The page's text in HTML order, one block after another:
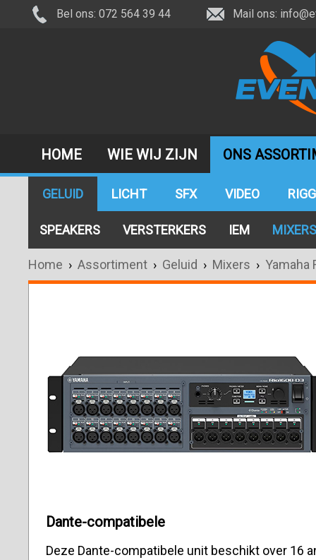
Bel ons: 072 564 39 44 Mail ons:
HOME WIE WIJ ZIJN ONS
GELUID LICHT SFX VIDEO
SPEAKERS VERSTERKERS IEM MIXERS
Home › Assortiment › Geluid › Mixers › Yamaha
Dante-compatibele
Deze Dante-compatibele unit beschikt over 16